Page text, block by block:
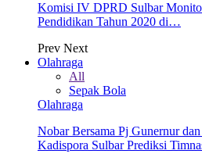
Komisi IV DPRD Sulbar
Pendidikan Tahun 2020 di…
Prev Next
Olahraga
All
Sepak Bola
Olahraga
Nobar Bersama Pj Gunernur
Kadispora Sulbar Prediksi